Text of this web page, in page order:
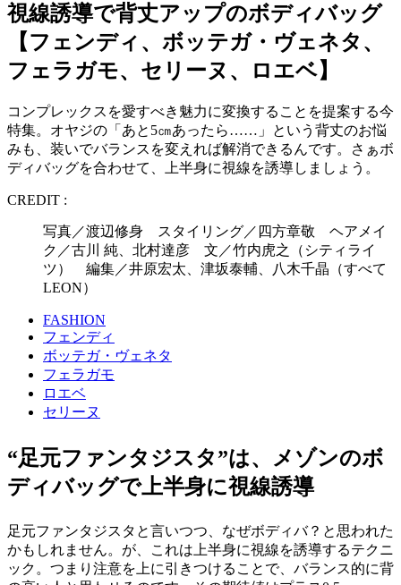
視線誘導で背丈アップのボディバッグ
【フェンディ、ボッテガ・ヴェネタ、
フェラガモ、セリーヌ、ロエベ】
コンプレックスを愛すべき魅力に変換することを提案する今
特集。オヤジの「あと5㎝あったら……」という背丈のお悩
みも、装いでバランスを変えれば解消できるんです。さぁボ
ディバッグを合わせて、上半身に視線を誘導しましょう。
CREDIT :
写真／渡辺修身 スタイリング／四方章敬 ヘアメイ
ク／古川 純、北村達彦 文／竹内虎之（シティライ
ツ） 編集／井原宏太、津坂泰輔、八木千晶（すべて
LEON）
FASHION
フェンディ
ボッテガ・ヴェネタ
フェラガモ
ロエベ
セリーヌ
“足元ファンタジスタ”は、メゾンのボ
ディバッグで上半身に視線誘導
足元ファンタジスタと言いつつ、なぜボディバ？と思われた
かもしれません。が、これは上半身に視線を誘導するテクニ
ック。つまり注意を上に引きつけることで、バランス的に背